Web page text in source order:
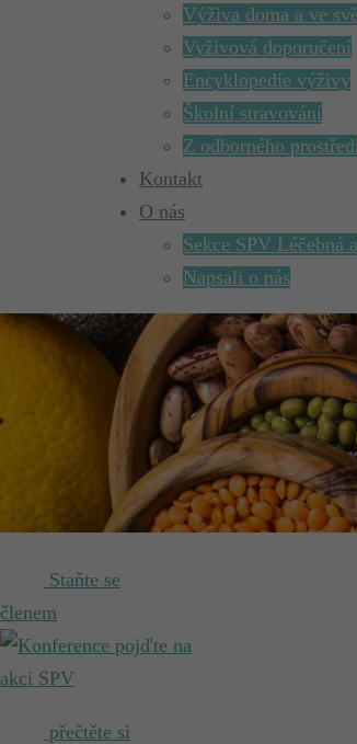
Výživa doma a ve
Vyživová doporučení
Encyklopedie výživy
Školní stravování
Z odborného
Kontakt
O nás
Sekce SPV Léčebná
Napsali o nás
Staňte se
členem
pojďte na
akci SPV
přečtěte si